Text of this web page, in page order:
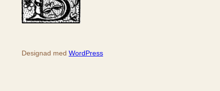
Designad med WordPress